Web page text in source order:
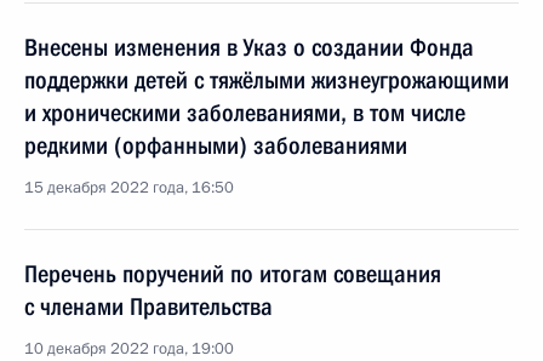
Внесены изменения в Указ о создании Фонда
поддержки детей с тяжёлыми жизнеугрожающими
и хроническими заболеваниями, в том числе
редкими (орфанными) заболеваниями
15 декабря 2022 года, 16:50
Перечень поручений по итогам совещания
с членами Правительства
10 декабря 2022 года, 19:00